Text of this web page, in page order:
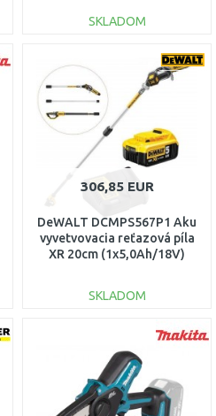
SKLADOM
DO KOŠÍKA
Porovnať
306,85 EUR
DeWALT DCMPS567P1 Aku
vyvetvovacia reťazová píla
XR 20cm (1x5,0Ah/18V)
SKLADOM
DO KOŠÍKA
Porovnať